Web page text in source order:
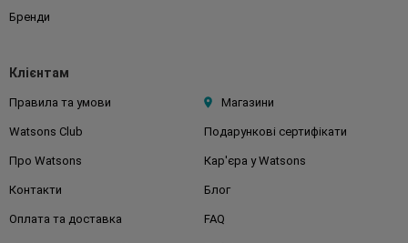
Бренди
Клієнтам
Правила та умови Магазини
Watsons Club Подарункові сертифікати
Про Watsons Кар'єра у Watsons
Контакти Блог
Оплата та доставка FAQ